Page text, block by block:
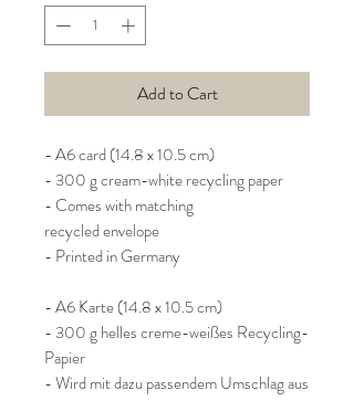
Add to Cart
- A6 card (14.8 x 10.5 cm)
- 300 g cream-white recycling paper
- Comes with matching
recycled envelope
- Printed in Germany
- A6 Karte (14.8 x 10.5 cm)
- 300 g helles creme-weißes Recycling-
Papier
- Wird mit dazu passendem Umschlag aus